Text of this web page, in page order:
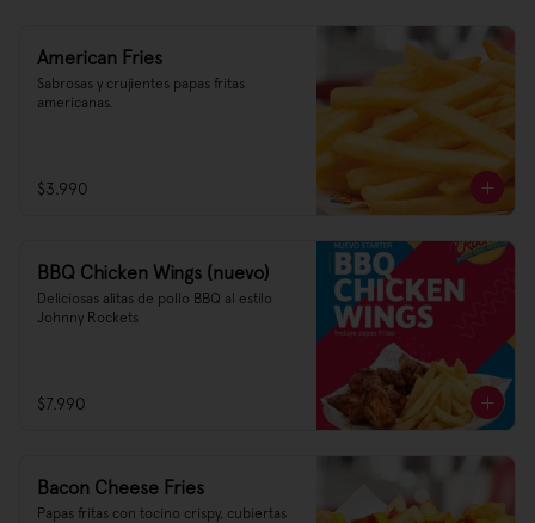
American Fries
Sabrosas y crujientes papas fritas
americanas.
$3.990
BBQ Chicken Wings (nuevo)
Deliciosas alitas de pollo BBQ al estilo
Johnny Rockets
$7.990
Bacon Cheese Fries
Papas fritas con tocino crispy, cubiertas